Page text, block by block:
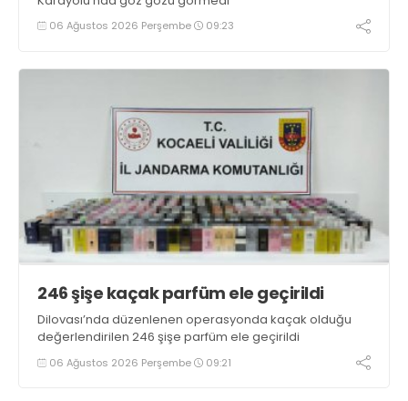
06 Ağustos 2026 Perşembe 09:23
246 şişe kaçak parfüm ele geçirildi
Dilovası’nda düzenlenen operasyonda kaçak olduğu
değerlendirilen 246 şişe parfüm ele geçirildi
06 Ağustos 2026 Perşembe 09:21